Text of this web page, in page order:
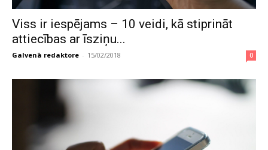
Viss ir iespējams – 10 veidi, kā stiprināt
attiecības ar īsziņu...
Galvenā redaktore - 15/02/2018 0